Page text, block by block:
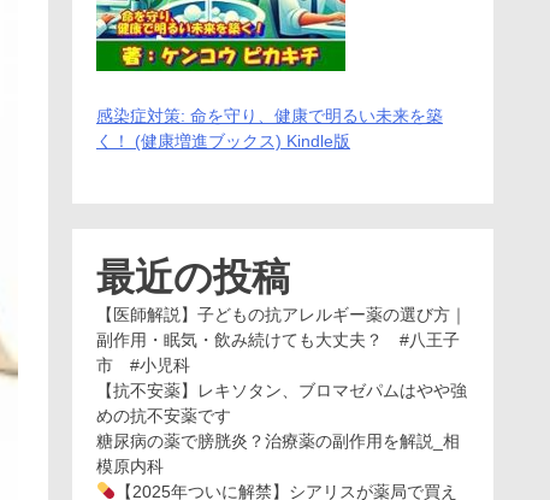
感染症対策: 命を守り、健康で明るい未来を築
く！ (健康増進ブックス) Kindle版
最近の投稿
【医師解説】子どもの抗アレルギー薬の選び方｜
副作用・眠気・飲み続けても大丈夫？ #八王子
市 #小児科
【抗不安薬】レキソタン、ブロマゼパムはやや強
めの抗不安薬です
糖尿病の薬で膀胱炎？治療薬の副作用を解説_相
模原内科
【2025年ついに解禁】シアリスが薬局で買え